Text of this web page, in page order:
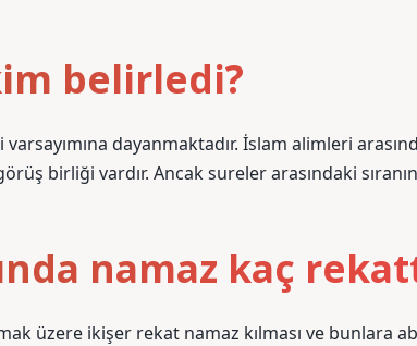
belirledi?
dayanmaktadır. İslam alimleri
birliği vardır. Ancak sureler arasındaki
namaz kaç
üzere ikişer rekat namaz kılması ve bunlara